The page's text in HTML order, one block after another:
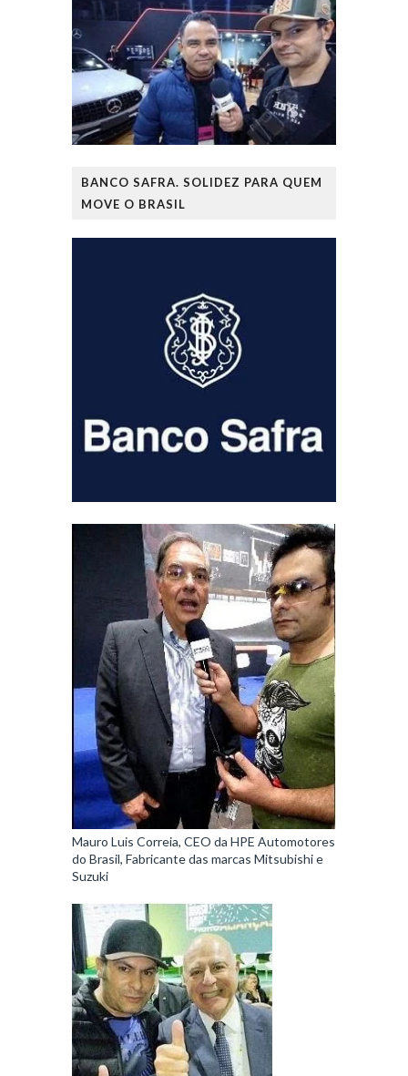
BANCO SAFRA. SOLIDEZ PARA QUEM
MOVE O BRASIL
Mauro Luis Correia, CEO da HPE Automotores
do Brasil, Fabricante das marcas Mitsubishi e
Suzuki